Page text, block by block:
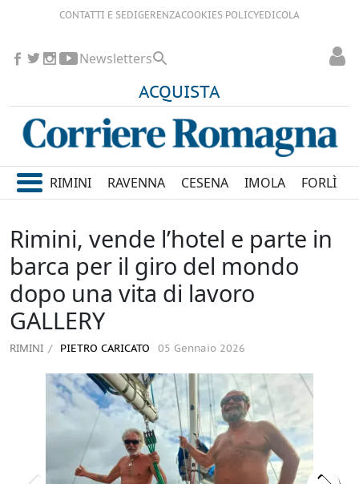
CONTATTI E SEDIGERENZACOOKIES POLICYEDICOLA
ACQUISTA
Newsletters
RIMINI RAVENNA CESENA IMOLA FORLÌ
Rimini, vende l’hotel e parte in
barca per il giro del mondo
dopo una vita di lavoro
GALLERY
RIMINI PIETRO CARICATO 05 Gennaio 2026